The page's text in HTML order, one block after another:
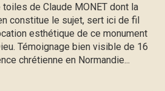
de Claude MONET dont la
constitue le sujet, sert ici de fil
esthétique de ce monument
Témoignage bien visible de 16
chrétienne en Normandie...